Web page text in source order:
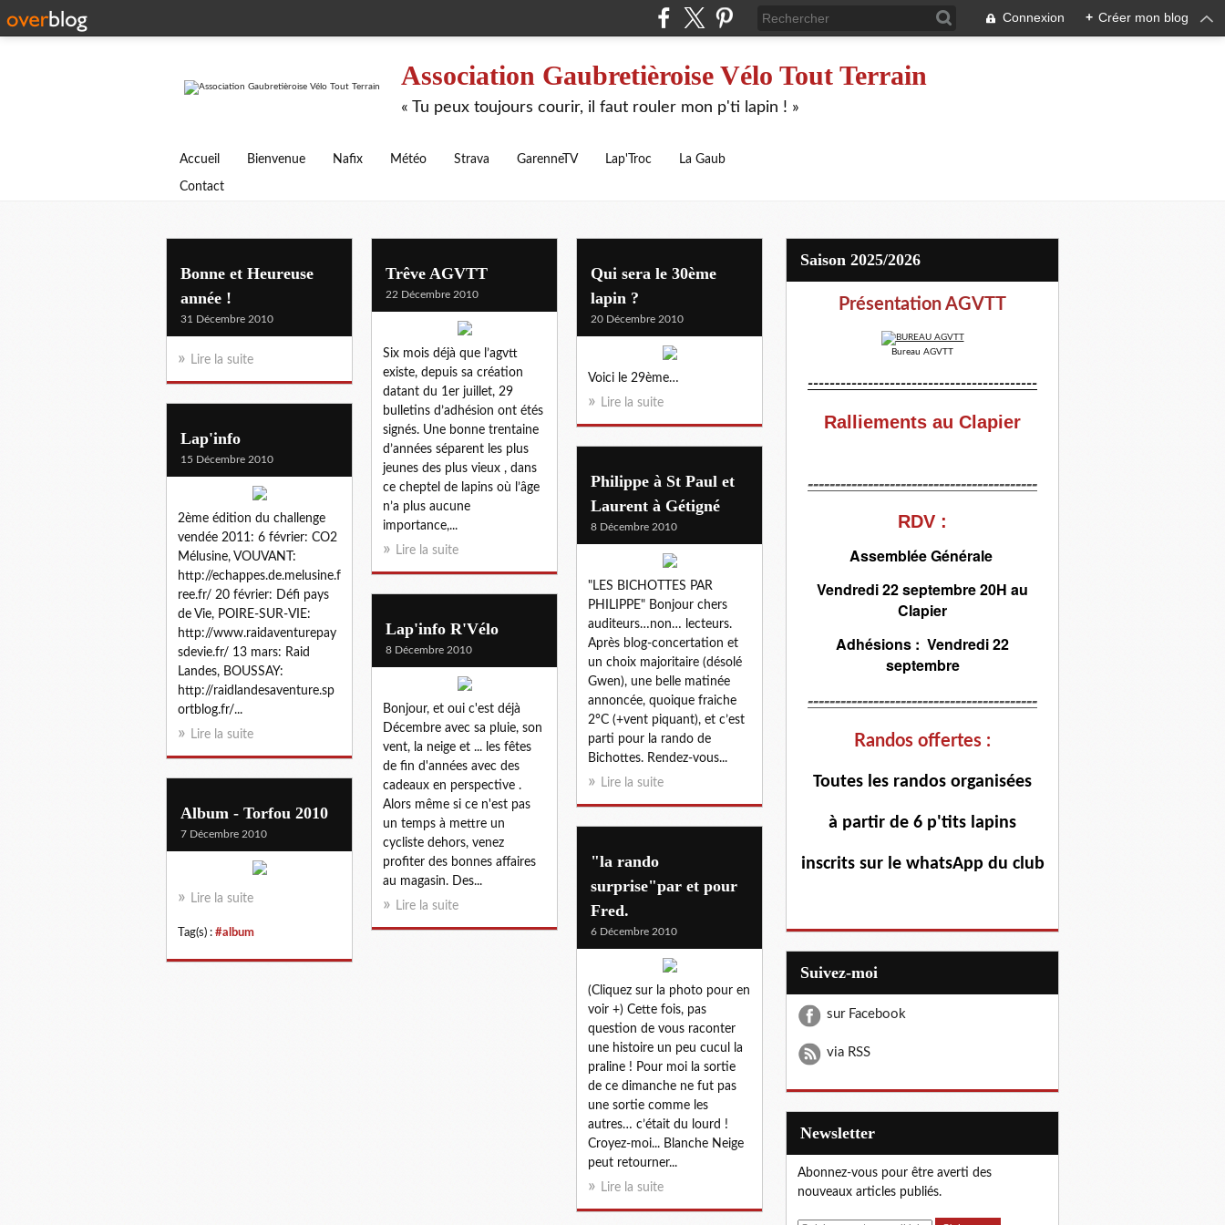
Connexion + Créer mon blog
Association Gaubretièroise Vélo Tout Terrain
« Tu peux toujours courir, il faut rouler mon p'ti lapin ! »
Accueil Bienvenue Nafix Météo Strava GarenneTV Lap'Troc La Gaub
Contact
Bonne et Heureuse
année !
31 Décembre 2010
Lire la suite
Trêve AGVTT
22 Décembre 2010
Six mois déjà que l’agvtt
existe, depuis sa création
datant du 1er juillet, 29
bulletins d’adhésion ont étés
signés. Une bonne trentaine
d’années séparent les plus
jeunes des plus vieux , dans
ce cheptel de lapins où l’âge
n’a plus aucune
importance,...
Lire la suite
Qui sera le 30ème
lapin ?
20 Décembre 2010
Voici le 29ème…
Lire la suite
Lap'info
15 Décembre 2010
2ème édition du challenge
vendée 2011: 6 février: CO2
Mélusine, VOUVANT:
http://echappes.de.melusine.f
ree.fr/ 20 février: Défi pays
de Vie, POIRE-SUR-VIE:
http://www.raidaventurepay
sdevie.fr/ 13 mars: Raid
Landes, BOUSSAY:
http://raidlandesaventure.sp
ortblog.fr/...
Lire la suite
Philippe à St Paul et
Laurent à Gétigné
8 Décembre 2010
"LES BICHOTTES PAR
PHILIPPE" Bonjour chers
auditeurs…non… lecteurs.
Après blog-concertation et
un choix majoritaire (désolé
Gwen), une belle matinée
annoncée, quoique fraiche
2°C (+vent piquant), et c’est
parti pour la rando de
Bichottes. Rendez-vous...
Lire la suite
Lap'info R'Vélo
8 Décembre 2010
Bonjour, et oui c'est déjà
Décembre avec sa pluie, son
vent, la neige et ... les fêtes
de fin d'années avec des
cadeaux en perspective .
Alors même si ce n'est pas
un temps à mettre un
cycliste dehors, venez
profiter des bonnes affaires
au magasin. Des...
Lire la suite
Album - Torfou 2010
7 Décembre 2010
Lire la suite
Tag(s) : #album
"la rando
surprise"par et pour
Fred.
6 Décembre 2010
(Cliquez sur la photo pour en
voir +) Cette fois, pas
question de vous raconter
une histoire un peu cucul la
praline ! Pour moi la sortie
de ce dimanche ne fut pas
une sortie comme les
autres… c’était du lourd !
Croyez-moi... Blanche Neige
peut retourner...
Lire la suite
Saison 2025/2026
Présentation AGVTT
Bureau AGVTT
------------------------------------------
Ralliements au Clapier
------------------------------------------
RDV :
Assemblée Générale
Vendredi 22 septembre 20H au
Clapier
Adhésions : Vendredi 22
septembre
------------------------------------------
Randos offertes :
Toutes les randos organisées
à partir de 6 p'tits lapins
inscrits sur le whatsApp du club
Suivez-moi
sur Facebook
via RSS
Newsletter
Abonnez-vous pour être averti des
nouveaux articles publiés.